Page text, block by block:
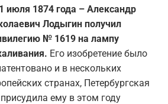
июля 1874 года – Александр
Лодыгин получил
№ 1619 на лампу
Его изобретение было
и в нескольких
странах, Петербургская
ему в этом году